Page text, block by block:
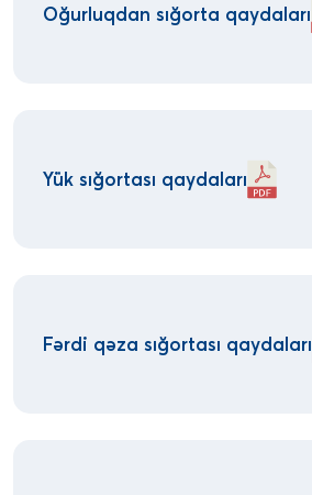
Oğurluqdan sığorta qaydaları
Yük sığortası qaydaları
Fərdi qəza sığortası qaydaları